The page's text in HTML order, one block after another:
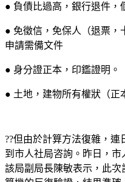
● 負債比過高，銀行退件，
● 免徵信，免保人（退票，
申請需備文件
● 身分證正本，印鑑證明。
● 土地，建物所有權狀（正
??但由於計算方法復雜，
到市人社局咨詢。昨日，市
該局副局長陳敏表示，此次